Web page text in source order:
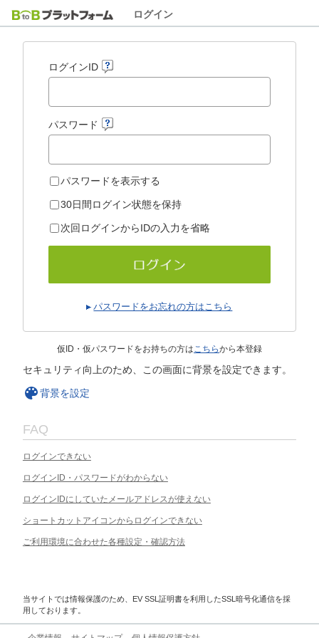
ログイン
ログインID
パスワード
パスワードを表示する
30日間ログイン状態を保持
次回ログインからIDの入力を省略
パスワードをお忘れの方はこちら
仮ID・仮パスワードをお持ちの方はこちらから本登録
セキュリティ向上のため、この画面に背景を設定できます。
背景を設定
FAQ
ログインできない
ログインID・パスワードがわからない
ログインIDにしていたメールアドレスが使えない
ショートカットアイコンからログインできない
ご利用環境に合わせた各種設定・確認方法
当サイトでは情報保護のため、EV SSL証明書を利用したSSL暗号化通信を採
用しております。